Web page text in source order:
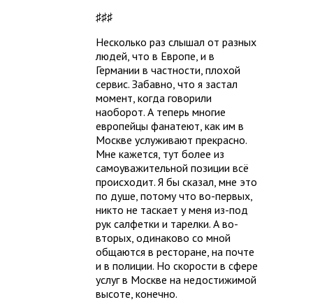
♯♯♯
Несколько раз слышал от разных
людей, что в Европе, и в
Германии в частности, плохой
сервис. Забавно, что я застал
момент, когда говорили
наоборот. А теперь многие
европейцы фанатеют, как им в
Москве услуживают прекрасно.
Мне кажется, тут более из
самоуважительной позиции всё
происходит. Я бы сказал, мне это
по душе, потому что во-первых,
никто не таскает у меня из-под
рук салфетки и тарелки. А во-
вторых, одинаково со мной
общаются в ресторане, на почте
и в полиции. Но скорости в сфере
услуг в Москве на недостижимой
высоте, конечно.